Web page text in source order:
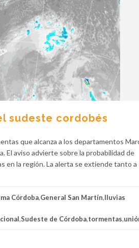
sudeste cordobés
que alcanza a los departamentos
El aviso advierte sobre la probabilidad de
en la región. La alerta se extiende tanto a
Córdoba,General San Martín,lluvias
,Sudeste de Córdoba,tormentas,